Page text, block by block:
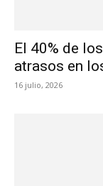
El 40% de
atrasos en
16 julio, 2026